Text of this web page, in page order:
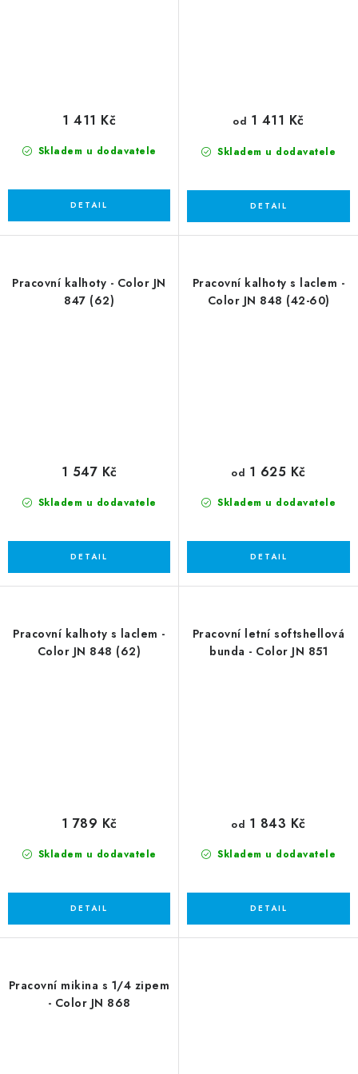
Skladem u dodavatele
1 411 Kč
Skladem u dodavatele
od 1 411 Kč
Pracovní kalhoty - Color JN
847 (62)
Skladem u dodavatele
1 547 Kč
Pracovní kalhoty s laclem -
Color JN 848 (42-60)
Skladem u dodavatele
od 1 625 Kč
Pracovní kalhoty s laclem -
Color JN 848 (62)
Skladem u dodavatele
1 789 Kč
Pracovní letní softshellová
bunda - Color JN 851
Skladem u dodavatele
od 1 843 Kč
Pracovní mikina s 1/4 zipem
- Color JN 868